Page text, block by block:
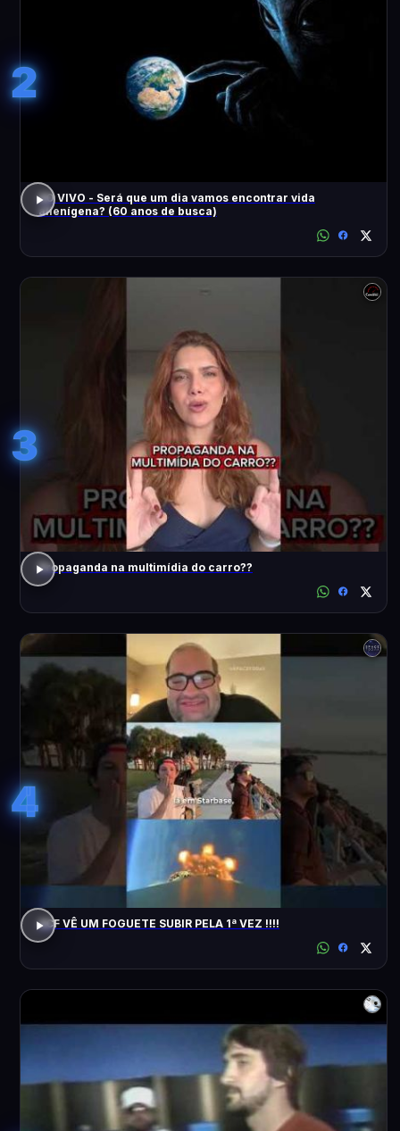
2
AO VIVO - Será que um dia vamos encontrar vida
alienígena? (60 anos de busca)
3
Propaganda na multimídia do carro??
4
ACF VÊ UM FOGUETE SUBIR PELA 1ª VEZ !!!!